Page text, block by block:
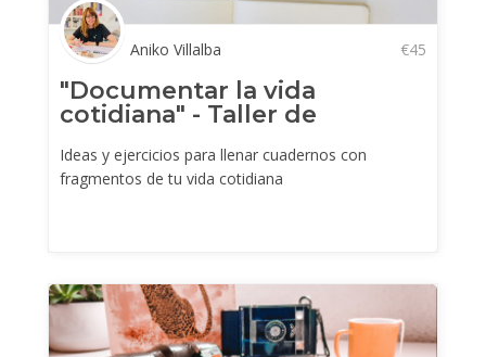
Aniko Villalba €45
"Documentar la vida
cotidiana" - Taller de
Ideas y ejercicios para llenar cuadernos con
fragmentos de tu vida cotidiana